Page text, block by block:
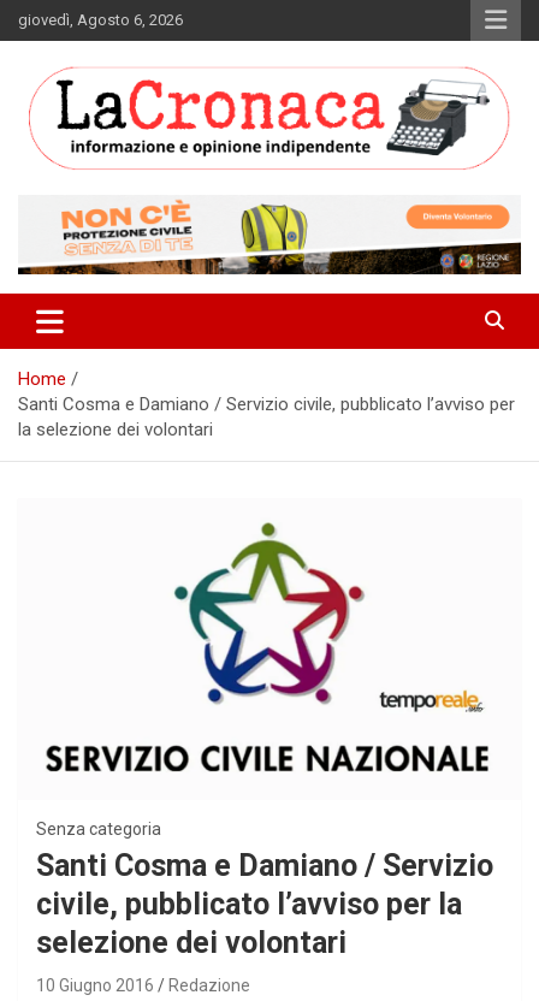
Skip
to
giovedì, Agosto 6, 2026
La Cronaca Quotidiano
Home
Santi Cosma e Damiano / Servizio civile, pubblicato l’avviso per
la selezione dei volontari
Senza categoria
Santi Cosma e Damiano / Servizio
civile, pubblicato l’avviso per la
selezione dei volontari
10 Giugno 2016 Redazione